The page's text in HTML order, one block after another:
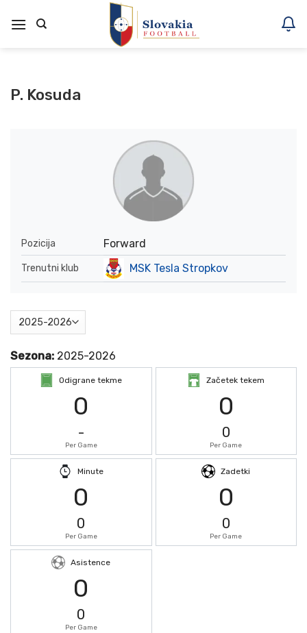
na
P. Kosuda
Pozicija Forward
Trenutni klub MSK Tesla Stropkov
Sezona: 2025-2026
Odigrane tekme
0
-
Per Game
Začetek tekem
0
0
Per Game
Minute
0
0
Per Game
Zadetki
0
0
Per Game
Asistence
0
0
Per Game